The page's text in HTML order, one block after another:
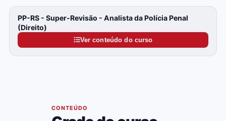
PP-RS - Super-Revisão - Analista da Polícia Penal
(Direito)
Ver conteúdo do curso
CONTEÚDO